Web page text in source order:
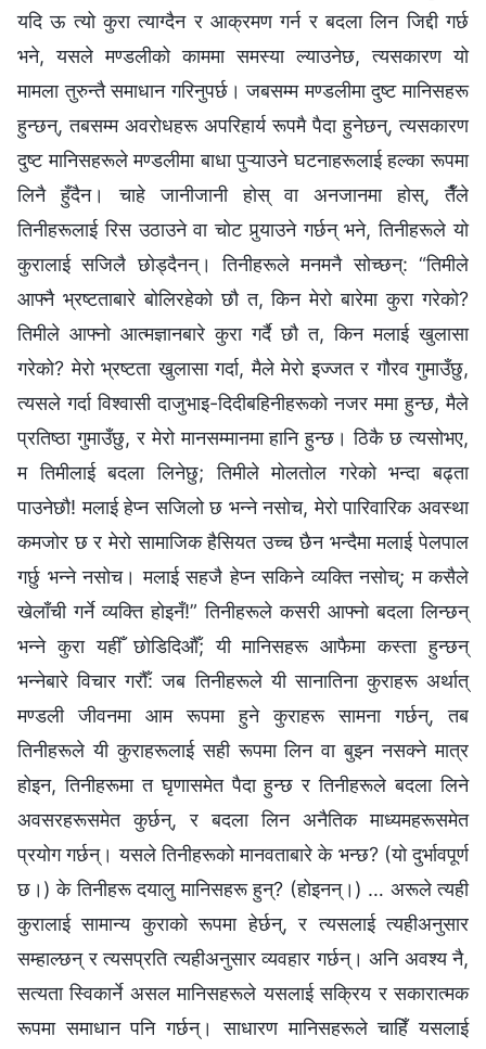
यदि ऊ त्यो कुरा त्याग्दैन र आक्रमण गर्न र बदला लिन जिद्दी गर्छ
भने, यसले मण्डलीको काममा समस्या ल्याउनेछ, त्यसकारण यो
मामला तुरुन्तै समाधान गरिनुपर्छ। जबसम्‍म मण्डलीमा दुष्ट मानिसहरू
हुन्छन्, तबसम्‍म अवरोधहरू अपरिहार्य रूपमै पैदा हुनेछन्, त्यसकारण
दुष्ट मानिसहरूले मण्डलीमा बाधा पुऱ्याउने घटनाहरूलाई हल्का रूपमा
लिनै हुँदैन। चाहे जानीजानी होस् वा अनजानमा होस्, तैँले
तिनीहरूलाई रिस उठाउने वा चोट पुर्‍याउने गर्छन् भने, तिनीहरूले यो
कुरालाई सजिलै छोड्‍दैनन्। तिनीहरूले मनमनै सोच्छन्: “तिमीले
आफ्‍नै भ्रष्टताबारे बोलिरहेको छौ त, किन मेरो बारेमा कुरा गरेको?
तिमीले आफ्नो आत्मज्ञानबारे कुरा गर्दै छौ त, किन मलाई खुलासा
गरेको? मेरो भ्रष्टता खुलासा गर्दा, मैले मेरो इज्जत र गौरव गुमाउँछु,
त्यसले गर्दा विश्‍वासी दाजुभाइ-दिदीबहिनीहरूको नजर ममा हुन्छ, मैले
प्रतिष्ठा गुमाउँछु, र मेरो मानसम्‍मानमा हानि हुन्छ। ठिकै छ त्यसोभए,
म तिमीलाई बदला लिनेछु; तिमीले मोलतोल गरेको भन्दा बढ्ता
पाउनेछौ! मलाई हेप्न सजिलो छ भन्‍ने नसोच, मेरो पारिवारिक अवस्था
कमजोर छ र मेरो सामाजिक हैसियत उच्च छैन भन्दैमा मलाई पेलपाल
गर्छु भन्‍ने नसोच। मलाई सहजै हेप्‍न सकिने व्यक्ति नसोच्; म कसैले
खेलाँची गर्ने व्यक्ति होइनँ!” तिनीहरूले कसरी आफ्नो बदला लिन्छन्
भन्‍ने कुरा यहीँ छोडिदिऔँ; यी मानिसहरू आफैमा कस्ता हुन्छन्
भन्‍नेबारे विचार गरौँ: जब तिनीहरूले यी सानातिना कुराहरू अर्थात्
मण्डली जीवनमा आम रूपमा हुने कुराहरू सामना गर्छन्, तब
तिनीहरूले यी कुराहरूलाई सही रूपमा लिन वा बुझ्न नसक्‍ने मात्र
होइन, तिनीहरूमा त घृणासमेत पैदा हुन्छ र तिनीहरूले बदला लिने
अवसरहरूसमेत कुर्छन्, र बदला लिन अनैतिक माध्यमहरूसमेत
प्रयोग गर्छन्। यसले तिनीहरूको मानवताबारे के भन्छ? (यो दुर्भावपूर्ण
छ।) के तिनीहरू दयालु मानिसहरू हुन्? (होइनन्।) … अरूले त्यही
कुरालाई सामान्य कुराको रूपमा हेर्छन्, र त्यसलाई त्यहीअनुसार
सम्हाल्छन् र त्यसप्रति त्यहीअनुसार व्यवहार गर्छन्। अनि अवश्य नै,
सत्यता स्विकार्ने असल मानिसहरूले यसलाई सक्रिय र सकारात्मक
रूपमा समाधान पनि गर्छन्। साधारण मानिसहरूले चाहिँ यसलाई